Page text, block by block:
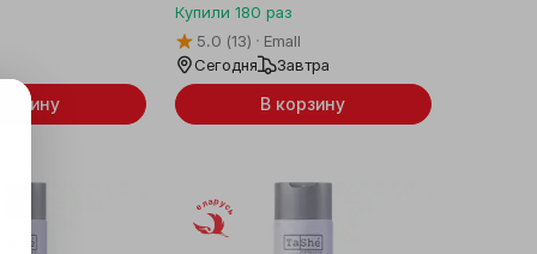
Купили 180 раз
5.0 (13)
Emall
Сегодня
Завтра
В корзину
Беларусь